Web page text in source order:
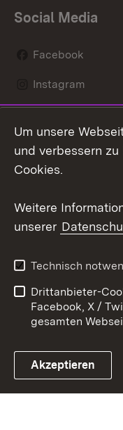
Social Media
Facebook
Instagram
Mastodon
Youtube
Link zum
Kontakt
Barrierefreiheit
Impressum
Um unsere
und verbessern
Cookies.
Weitere
unserer
Technisch
Drittanbieter-
Facebook, X /
gesamten
Akzeptieren